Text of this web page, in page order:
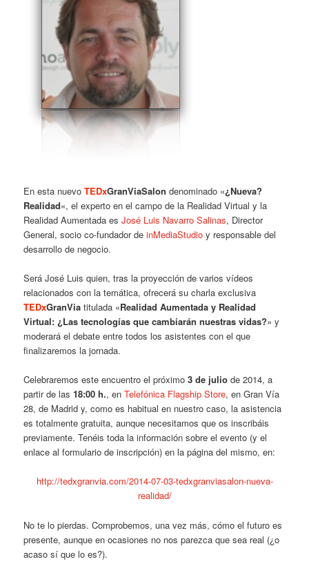
En esta nuevoTEDxGranViaSalondenominado «¿Nueva?
Realidad«, el experto en el campo de la Realidad Virtual y la
Realidad Aumentada esJosé Luis Navarro Salinas, Director
General, socio co-fundador deinMediaStudio y responsable del
desarrollo de negocio.
Será José Luis quien, tras la proyección de varios vídeos
relacionados con la temática, ofrecerá su charla exclusiva
TEDxGranVia titulada «Realidad Aumentada y Realidad
Virtual: ¿Las tecnologías que cambiarán nuestras vidas?» y
moderará el debate entre todos los asistentes con el que
finalizaremos la jornada.
Celebraremos este encuentro el próximo3 de julio de 2014, a
partir de las18:00 h., enTelefónica Flagship Store, en Gran Vía
28, de Madrid y, como es habitual en nuestro caso, la asistencia
es totalmente gratuita, aunque necesitamos que os inscribáis
previamente. Tenéis toda la información sobre el evento (y el
enlace al formulario de inscripción) en la página del mismo, en:
http://tedxgranvia.com/2014-07-03-tedxgranviasalon-nueva-
realidad/
No te lo pierdas. Comprobemos, una vez más, cómo el futuro es
presente, aunque en ocasiones no nos parezca que sea real (¿o
acaso sí que lo es?).